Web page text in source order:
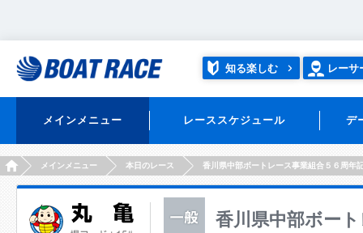
知る楽しむ レーサ
メインメニュー レーススケジュール デ
HOMEメインメニュー 本日のレース 香川県中部ボートレース事業組合５６周年
香川県中部ボー